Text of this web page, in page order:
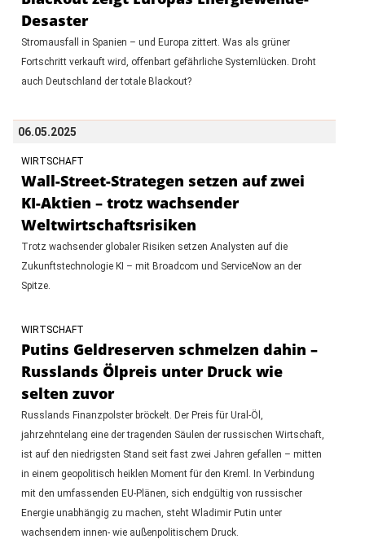
Desaster
Stromausfall in Spanien – und Europa zittert. Was als grüner
Fortschritt verkauft wird, offenbart gefährliche Systemlücken. Droht
auch Deutschland der totale Blackout?
06.05.2025
WIRTSCHAFT
Wall-Street-Strategen setzen auf zwei
KI-Aktien – trotz wachsender
Weltwirtschaftsrisiken
Trotz wachsender globaler Risiken setzen Analysten auf die
Zukunftstechnologie KI – mit Broadcom und ServiceNow an der
Spitze.
WIRTSCHAFT
Putins Geldreserven schmelzen dahin –
Russlands Ölpreis unter Druck wie
selten zuvor
Russlands Finanzpolster bröckelt. Der Preis für Ural-Öl,
jahrzehntelang eine der tragenden Säulen der russischen Wirtschaft,
ist auf den niedrigsten Stand seit fast zwei Jahren gefallen – mitten
in einem geopolitisch heiklen Moment für den Kreml. In Verbindung
mit den umfassenden EU-Plänen, sich endgültig von russischer
Energie unabhängig zu machen, steht Wladimir Putin unter
wachsendem innen- wie außenpolitischem Druck.